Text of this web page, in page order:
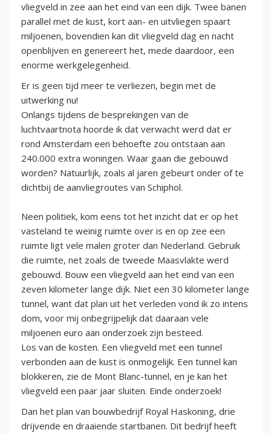
vliegveld in zee aan het eind van een dijk. Twee banen
parallel met de kust, kort aan- en uitvliegen spaart
miljoenen, bovendien kan dit vliegveld dag en nacht
openblijven en genereert het, mede daardoor, een
enorme werkgelegenheid.
Er is geen tijd meer te verliezen, begin met de
uitwerking nu!
Onlangs tijdens de besprekingen van de
luchtvaartnota hoorde ik dat verwacht werd dat er
rond Amsterdam een behoefte zou ontstaan aan
240.000 extra woningen. Waar gaan die gebouwd
worden? Natuurlijk, zoals al jaren gebeurt onder of te
dichtbij de aanvliegroutes van Schiphol.
Neen politiek, kom eens tot het inzicht dat er op het
vasteland te weinig ruimte over is en op zee een
ruimte ligt vele malen groter dan Nederland. Gebruik
die ruimte, net zoals de tweede Maasvlakte werd
gebouwd. Bouw een vliegveld aan het eind van een
zeven kilometer lange dijk. Niet een 30 kilometer lange
tunnel, want dat plan uit het verleden vond ik zo intens
dom, voor mij onbegrijpelijk dat daaraan vele
miljoenen euro aan onderzoek zijn besteed.
Los van de kosten. Een vliegveld met een tunnel
verbonden aan de kust is onmogelijk. Een tunnel kan
blokkeren, zie de Mont Blanc-tunnel, en je kan het
vliegveld een paar jaar sluiten. Einde onderzoek!
Dan het plan van bouwbedrijf Royal Haskoning, drie
drijvende en draaiende startbanen. Dit bedrijf heeft